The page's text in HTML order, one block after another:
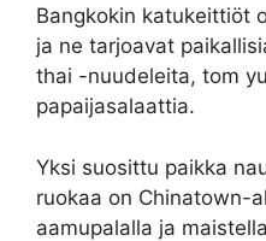
Bangkokin katukeittiöt
ja ne tarjoavat
thai -nuudeleita, tom
papaijasalaattia.
Yksi suosittu paikka
ruokaa on Chinatown-
aamupalalla ja